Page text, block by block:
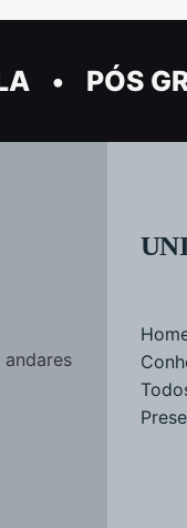
PÓS
andares